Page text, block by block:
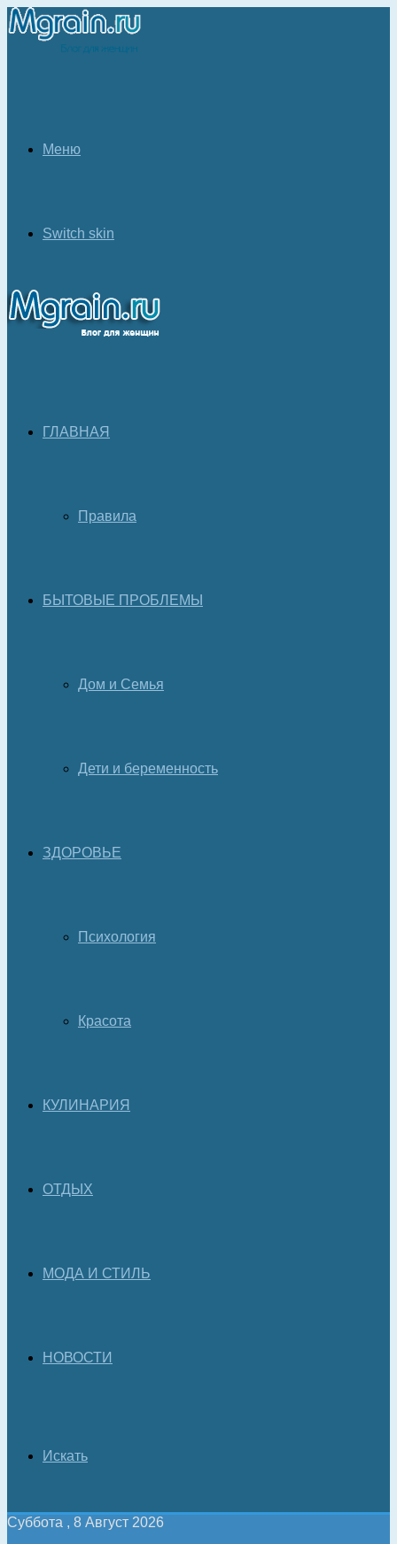
Меню
Switch skin
ГЛАВНАЯ
Правила
БЫТОВЫЕ ПРОБЛЕМЫ
Дом и Семья
Дети и беременность
ЗДОРОВЬЕ
Психология
Красота
КУЛИНАРИЯ
ОТДЫХ
МОДА И СТИЛЬ
НОВОСТИ
Искать
Суббота , 8 Август 2026